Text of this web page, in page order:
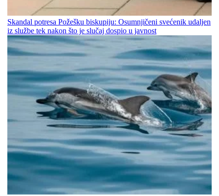
Skandal potresa Požešku biskupiju: Osumnjičeni svećenik udaljen
iz službe tek nakon što je slučaj dospio u javnost